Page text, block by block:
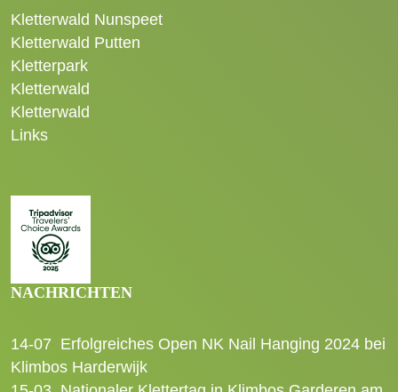
Kletterwald Nunspeet
Kletterwald Putten
Kletterpark
Kletterwald
Kletterwald
Links
NACHRICHTEN
14-07 Erfolgreiches Open NK Nail Hanging 2024 bei
Klimbos Harderwijk